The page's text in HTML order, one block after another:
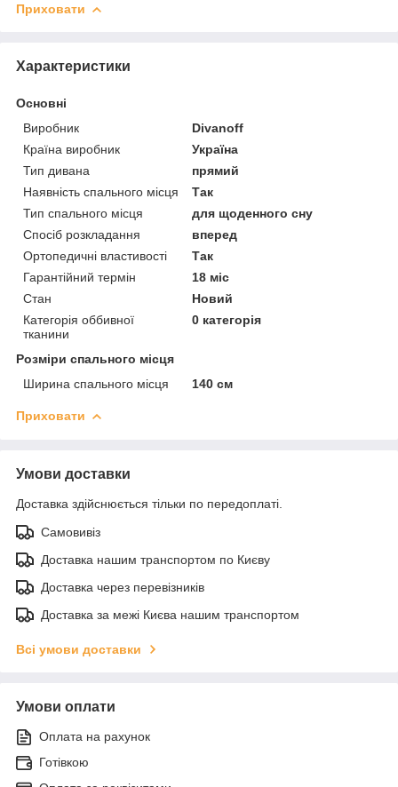
Приховати
Характеристики
Основні
Виробник
Divanoff
Країна виробник
Україна
Тип дивана
прямий
Наявність спального місця
Так
Тип спального місця
для щоденного сну
Спосіб розкладання
вперед
Ортопедичні властивості
Так
Гарантійний термін
18 міс
Стан
Новий
Категорія оббивної
тканини
0 категорія
Розміри спального місця
Ширина спального місця
140 см
Приховати
Умови доставки
Доставка здійснюється тільки по передоплаті.
Самовивіз
Доставка нашим транспортом по Києву
Доставка через перевізників
Доставка за межі Києва нашим транспортом
Всі умови доставки
Умови оплати
Оплата на рахунок
Готівкою